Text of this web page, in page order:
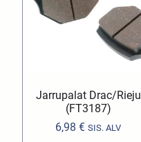
Jarrupalat Drac/Rieju
(FT3187)
6,98€ SIS. ALV